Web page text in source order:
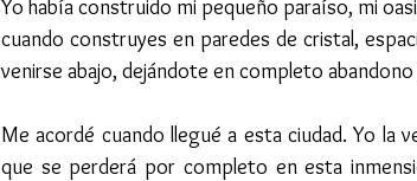
Yo había construido mi pequeño paraíso, mi
cuando construyes en paredes de cristal,
venirse abajo, dejándote en completo
Me acordé cuando llegué a esta ciudad. Yo la
que se perderá por completo en esta